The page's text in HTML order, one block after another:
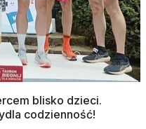
blisko dzieci.
codzienność!